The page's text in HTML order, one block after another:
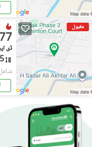
مقبول
77 لاکھ
5 مرلہ
شامل